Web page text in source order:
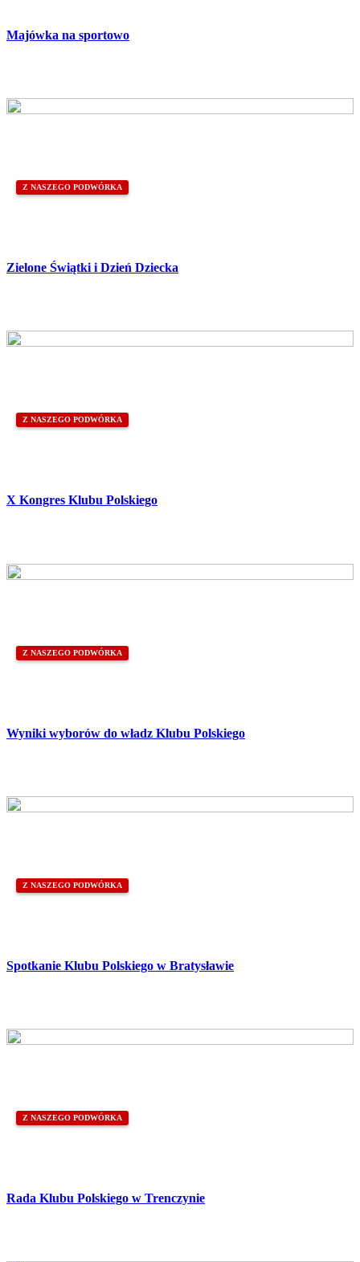
Majówka na sportowo
Z NASZEGO PODWÓRKA
Zielone Świątki i Dzień Dziecka
Z NASZEGO PODWÓRKA
X Kongres Klubu Polskiego
Z NASZEGO PODWÓRKA
Wyniki wyborów do władz Klubu Polskiego
Z NASZEGO PODWÓRKA
Spotkanie Klubu Polskiego w Bratysławie
Z NASZEGO PODWÓRKA
Rada Klubu Polskiego w Trenczynie